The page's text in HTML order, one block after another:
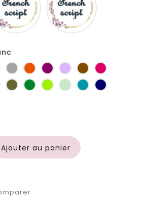
foncé
Gris
clair
Orange
PruneLilasMarronFuchsia
Kaki Vert
bouteille
Anis Vert
d'eau
Turquoise
Marine
Ajouter au panier